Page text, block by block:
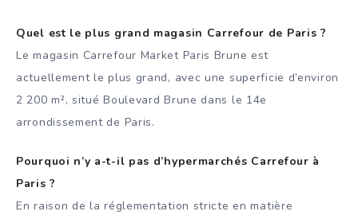
Quel est le plus grand magasin Carrefour de Paris ?
Le magasin Carrefour Market Paris Brune est
actuellement le plus grand, avec une superficie d’environ
2 200 m², situé Boulevard Brune dans le 14e
arrondissement de Paris.
Pourquoi n’y a-t-il pas d’hypermarchés Carrefour à
Paris ?
En raison de la réglementation stricte en matière